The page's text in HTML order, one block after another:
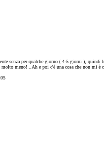
senza per qualche giorno ( 4-5 giorni ),
meno! ..Ah e poi c'è una cosa che non mi è